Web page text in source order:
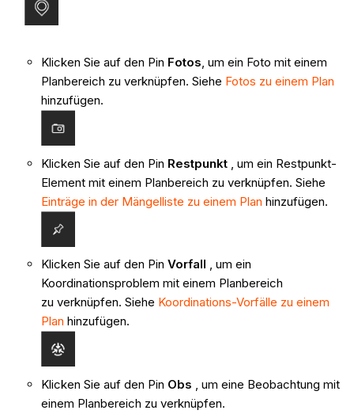
Klicken Sie auf den Pin Fotos, um ein Foto mit einem
Planbereich zu verknüpfen. Siehe Fotos zu einem Plan
hinzufügen.
Klicken Sie auf den Pin Restpunkt , um ein Restpunkt-
Element mit einem Planbereich zu verknüpfen. Siehe
Einträge in der Mängelliste zu einem Plan hinzufügen.
Klicken Sie auf den PinVorfall , um ein
Koordinationsproblem mit einem Planbereich
zu verknüpfen. Siehe Koordinations-Vorfälle zu einem
Plan hinzufügen.
Klicken Sie auf den Pin Obs , um eine Beobachtung mit
einem Planbereich zu verknüpfen.